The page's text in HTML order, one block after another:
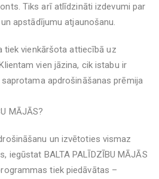
Tiks arī atlīdzināti izdevumi par
apstādījumu atjaunošanu.
tiek vienkāršota attiecībā uz
vien jāzina, cik istabu ir
apdrošināšanas prēmija
MĀJĀS?
un izvētoties vismaz
iegūstat BALTA PALĪDZĪBU MĀJĀS
tiek piedāvātas –